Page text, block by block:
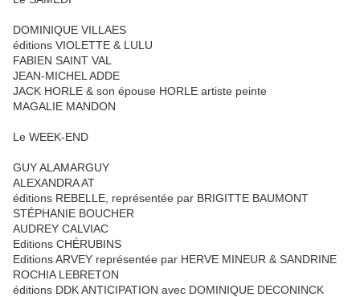
DOMINIQUE VILLAES
éditions VIOLETTE & LULU
FABIEN SAINT VAL
JEAN-MICHEL ADDE
JACK HORLE & son épouse HORLE artiste peinte
MAGALIE MANDON
Le WEEK-END
GUY ALAMARGUY
ALEXANDRA AT
éditions REBELLE, représentée par BRIGITTE BAUMONT
STÉPHANIE BOUCHER
AUDREY CALVIAC
Editions CHÉRUBINS
Editions ARVEY représentée par HERVE MINEUR & SANDRINE
ROCHIA LEBRETON
éditions DDK ANTICIPATION avec DOMINIQUE DECONINCK